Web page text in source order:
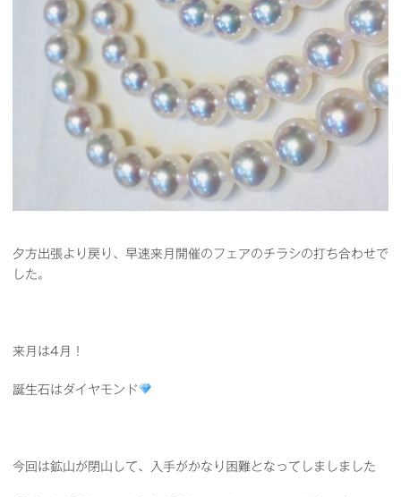
夕方出張より戻り、早速来月開催のフェアのチラシの打ち合わせで
した。
来月は4月！
誕生石はダイヤモンド
今回は鉱山が閉山して、入手がかなり困難となってしましました